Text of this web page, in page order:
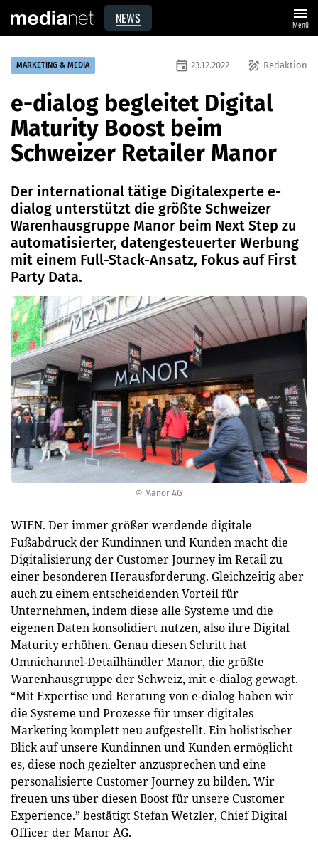
NEWS menu
Menü
© Manor AG
MARKETING & MEDIA draw Redaktion
event 23.12.2022
e-dialog begleitet Digital
Maturity Boost beim
Schweizer Retailer Manor
Der international tätige Digitalexperte e-
dialog unterstützt die größte Schweizer
Warenhausgruppe Manor beim Next Step zu
automatisierter, datengesteuerter Werbung
mit einem Full-Stack-Ansatz, Fokus auf First
Party Data.
WIEN. Der immer größer werdende digitale
Fußabdruck der Kundinnen und Kunden macht die
Digitalisierung der Customer Journey im Retail zu
einer besonderen Herausforderung. Gleichzeitig aber
auch zu einem entscheidenden Vorteil für
Unternehmen, indem diese alle Systeme und die
eigenen Daten konsolidiert nutzen, also ihre Digital
Maturity erhöhen. Genau diesen Schritt hat
Omnichannel-Detailhändler Manor, die größte
Warenhausgruppe der Schweiz, mit e-dialog gewagt.
“Mit Expertise und Beratung von e-dialog haben wir
die Systeme und Prozesse für unser digitales
Marketing komplett neu aufgestellt. Ein holistischer
Blick auf unsere Kundinnen und Kunden ermöglicht
es, diese noch gezielter anzusprechen und eine
personalisierte Customer Journey zu bilden. Wir
freuen uns über diesen Boost für unsere Customer
Experience.” bestätigt Stefan Wetzler, Chief Digital
Officer der Manor AG.